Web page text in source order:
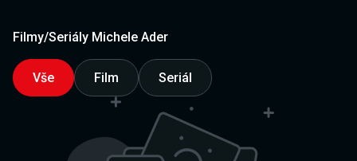
Filmy/Seriály Michele Ader
Vše Film Seriál